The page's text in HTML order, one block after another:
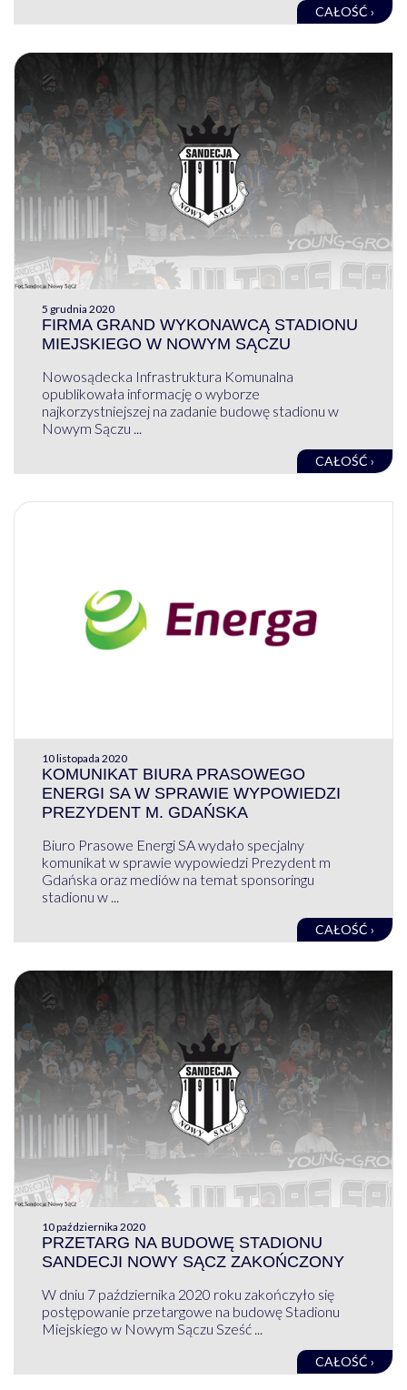
CAŁOŚĆ ›
5 grudnia 2020
FIRMA GRAND WYKONAWCĄ STADIONU
MIEJSKIEGO W NOWYM SĄCZU
Nowosądecka Infrastruktura Komunalna
opublikowała informację o wyborze
najkorzystniejszej na zadanie budowę stadionu w
Nowym Sączu ...
CAŁOŚĆ ›
10 listopada 2020
KOMUNIKAT BIURA PRASOWEGO
ENERGI SA W SPRAWIE WYPOWIEDZI
PREZYDENT M. GDAŃSKA
Biuro Prasowe Energi SA wydało specjalny
komunikat w sprawie wypowiedzi Prezydent m
Gdańska oraz mediów na temat sponsoringu
stadionu w ...
CAŁOŚĆ ›
10 października 2020
PRZETARG NA BUDOWĘ STADIONU
SANDECJI NOWY SĄCZ ZAKOŃCZONY
W dniu 7 października 2020 roku zakończyło się
postępowanie przetargowe na budowę Stadionu
Miejskiego w Nowym Sączu Sześć ...
CAŁOŚĆ ›